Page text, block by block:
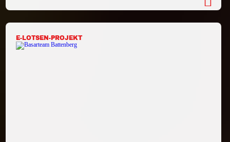
E-LOTSEN-PROJEKT